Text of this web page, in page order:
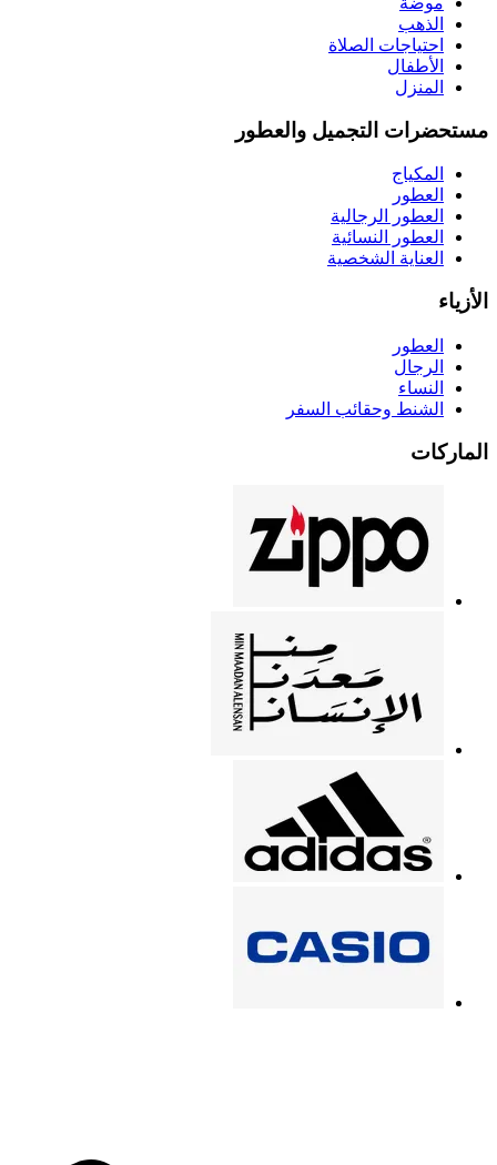
الذهب
احتياجات الصلاة
الأطفال
المنزل
مستحضرات التجميل والعطور
المكياج
العطور
العطور الرجالية
العطور النسائية
العناية الشخصية
الأزياء
العطور
الرجال
النساء
الشنط وحقائب السفر
الماركات